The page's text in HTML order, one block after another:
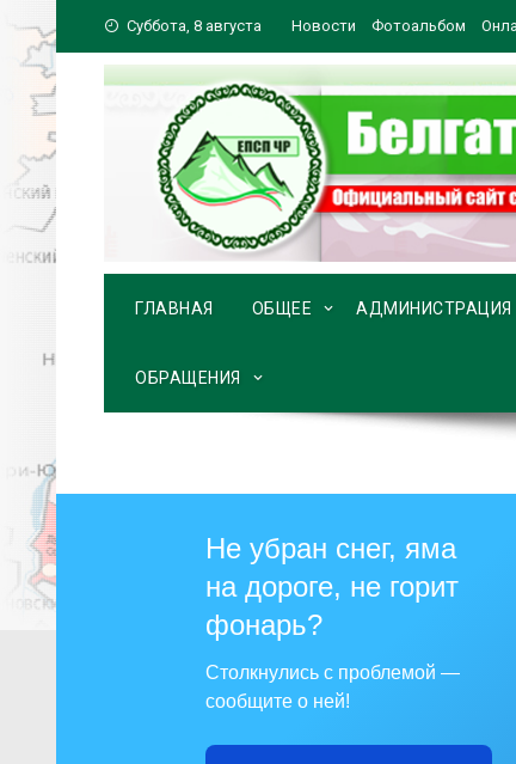
к
содержимому
Суббота, 8 августа Новости Фотоальбом
ГЛАВНАЯ ОБЩЕЕ АДМИНИСТРАЦИЯ
ОБРАЩЕНИЯ
Не убран снег, яма
на дороге, не горит
фонарь?
Столкнулись с проблемой —
сообщите о ней!